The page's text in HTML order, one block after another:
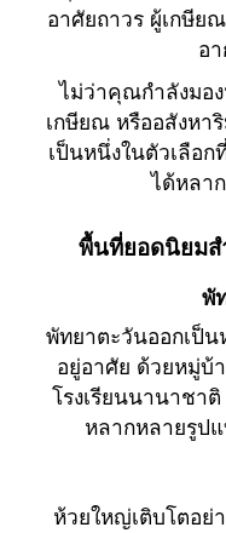
อาศัยถาวร ผู้เกษีย
อ
ไม่ว่าคุณกำลังมอ
เกษียณ หรืออสังหา
เป็นหนึ่งในตัวเลือ
ได้หลา
พื้นที่ยอดนิยมส
พั
พัทยาตะวันออกเป็
อยู่อาศัย ด้วยหมู่บ้
โรงเรียนนานาชา
หลากหลายรูป
ห้วยใหญ่เติบโตอย่